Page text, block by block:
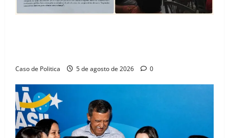
Caso de Politica 5 de agosto de 2026 0